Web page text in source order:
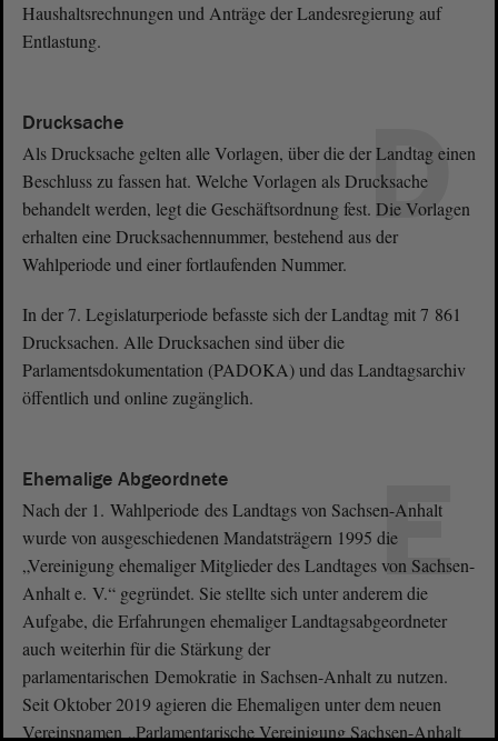
Haushaltsrechnungen und Anträge der Landesregierung auf
Entlastung.
D
Drucksache
Als Drucksache gelten alle Vorlagen, über die der Landtag einen
Beschluss zu fassen hat. Welche Vorlagen als Drucksache
behandelt werden, legt die Geschäftsordnung fest. Die Vorlagen
erhalten eine Drucksachennummer, bestehend aus der
Wahlperiode und einer fortlaufenden Nummer.
In der 7. Legislaturperiode befasste sich der Landtag mit 7 861
Drucksachen. Alle Drucksachen sind über die
Parlamentsdokumentation (PADOKA) und das Landtagsarchiv
öffentlich und online zugänglich.
E
Ehemalige Abgeordnete
Nach der 1. Wahlperiode des Landtags von Sachsen-Anhalt
wurde von ausgeschiedenen Mandatsträgern 1995 die
„Vereinigung ehemaliger Mitglieder des Landtages von Sachsen-
Anhalt e. V.“ gegründet. Sie stellte sich unter anderem die
Aufgabe, die Erfahrungen ehemaliger Landtagsabgeordneter
auch weiterhin für die Stärkung der
parlamentarischen Demokratie in Sachsen-Anhalt zu nutzen.
Seit Oktober 2019 agieren die Ehemaligen unter dem neuen
Vereinsnamen „Parlamentarische Vereinigung Sachsen-Anhalt